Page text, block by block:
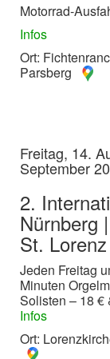
Motorrad-
Infos
Ort:
Parsberg
Freitag, 14.
September
2.
Nürnberg
St. Lorenz
Jeden Freitag
Minuten
Solisten – 18 €
Infos
Ort: